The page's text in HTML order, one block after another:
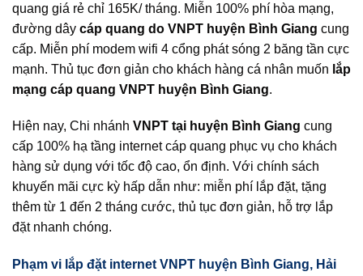
quang giá rẻ chỉ 165K/ tháng. Miễn 100% phí hòa mạng,
đường dây cáp quang do VNPT huyện Bình Giang cung
cấp. Miễn phí modem wifi 4 cổng phát sóng 2 băng tần cực
mạnh. Thủ tục đơn giản cho khách hàng cá nhân muốn lắp
mạng cáp quang VNPT huyện Bình Giang.
Hiện nay, Chi nhánh VNPT tại huyện Bình Giang cung
cấp 100% hạ tầng internet cáp quang phục vụ cho khách
hàng sử dụng với tốc độ cao, ổn định. Với chính sách
khuyến mãi cực kỳ hấp dẫn như: miễn phí lắp đặt, tặng
thêm từ 1 đến 2 tháng cước, thủ tục đơn giản, hỗ trợ lắp
đặt nhanh chóng.
Phạm vi lắp đặt internet VNPT huyện Bình Giang, Hải